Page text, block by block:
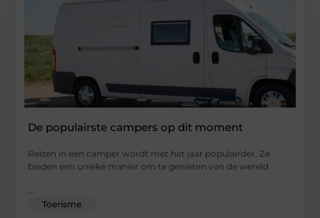
De populairste campers op dit moment
Reizen in een camper wordt met het jaar populairder. Ze
bieden een unieke manier om te genieten van de wereld
Toerisme